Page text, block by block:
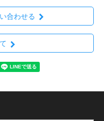
合わせる